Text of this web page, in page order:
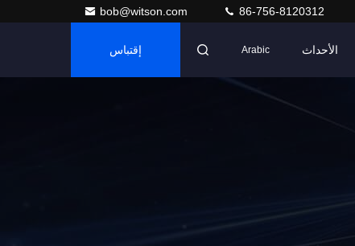
bob@witson.com 86-756-8120312
الأحداث Arabic إقتباس